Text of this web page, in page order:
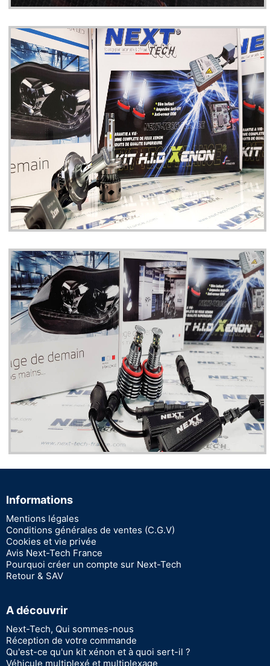
Informations
Mentions légales
Conditions générales de ventes (C.G.V)
Cookies et vie privée
Avis Next-Tech France
Pourquoi créer un compte sur Next-Tech
Retour & SAV
A découvrir
Next-Tech, Qui sommes-nous
Réception de votre commande
Qu'est-ce qu'un kit xénon et à quoi sert-il ?
Véhicule multiplexé et multiplexage